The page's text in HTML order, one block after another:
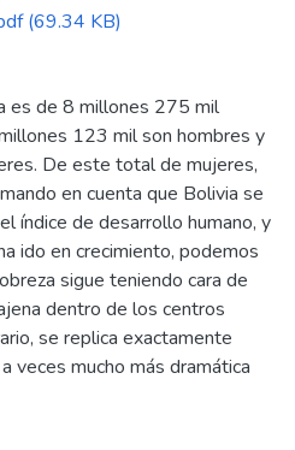
(69.34 KB)
es de 8 millones 275 mil
123 mil son hombres y
De este total de mujeres,
en cuenta que Bolivia se
índice de desarrollo humano, y
ido en crecimiento, podemos
sigue teniendo cara de
dentro de los centros
se replica exactamente
veces mucho más dramática